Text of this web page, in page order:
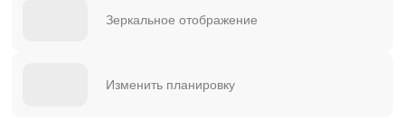
Зеркальное отображение
Изменить планировку